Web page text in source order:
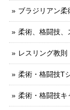
ブラジリアン柔
柔術、格闘技、
レスリング教則
柔術・格闘技T
柔術・格闘技キ